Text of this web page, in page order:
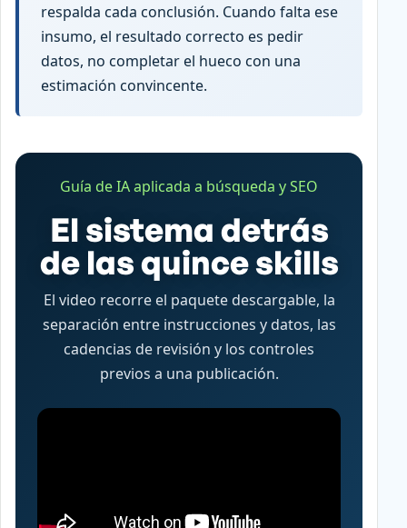
respalda cada conclusión. Cuando falta ese
insumo, el resultado correcto es pedir
datos, no completar el hueco con una
estimación convincente.
Guía de IA aplicada a búsqueda y SEO
El sistema detrás
de las quince skills
El video recorre el paquete descargable, la
separación entre instrucciones y datos, las
cadencias de revisión y los controles
previos a una publicación.